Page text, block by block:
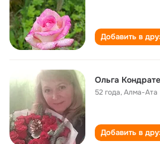
Добавить в
Ольга
52 года,Алма-Ата
Добавить в